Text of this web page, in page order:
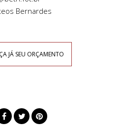
Bernardes
JÁ SEU ORÇAMENTO